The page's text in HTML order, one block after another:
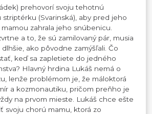
prehovorí svoju tehotnú
striptérku (Svarinská), aby pred jeho
zahrala jeho snúbenicu.
a to, že sú zamilovaný pár, musia
ako pôvodne zamýšľali. Čo
keď sa zapletiete do jedného
Hlavný hrdina Lukáš nemá o
lenže problémom je, že máloktorá
a kozmonautiku, pričom preňho je
na prvom mieste. Lukáš chce ešte
svoju chorú mamu, ktorá zo